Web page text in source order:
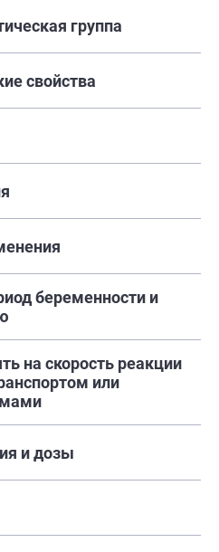
группа
свойства
беременности и
на скорость реакции
или
и дозы